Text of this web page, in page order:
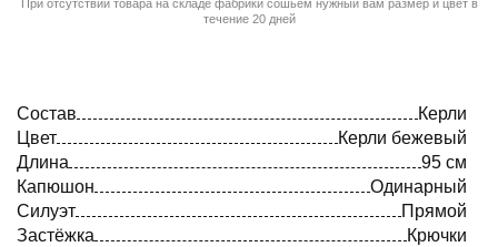
При отсутствии товара на складе фабрики сошьём нужный вам размер и цвет в
течение 20 дней
Состав
Керли
Цвет
Керли бежевый
Длина
95 см
Капюшон
Одинарный
Силуэт
Прямой
Застёжка
Крючки